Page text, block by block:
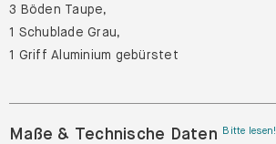
3 Böden Taupe,
1 Schublade Grau,
1 Griff Aluminium gebürstet
Maße & Technische Daten Bitte lesen!